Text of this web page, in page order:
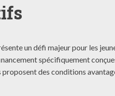
un défi majeur pour les
spécifiquement
des conditions